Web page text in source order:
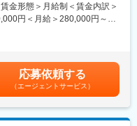
運ぶ際もフォークリフトを用
には日勤となります。
職場になる可能性あります。
め
消費税、償却資産税等）
策：屋内全面禁煙変更の範
金形態＞月給制＜賃金内訳＞
円＜月給＞280,000円～
価を通じて個別試算します※
す賃金はあくまでも目安の金
能性があります。月給(月額)は
応募依頼する
（エージェントサービス）